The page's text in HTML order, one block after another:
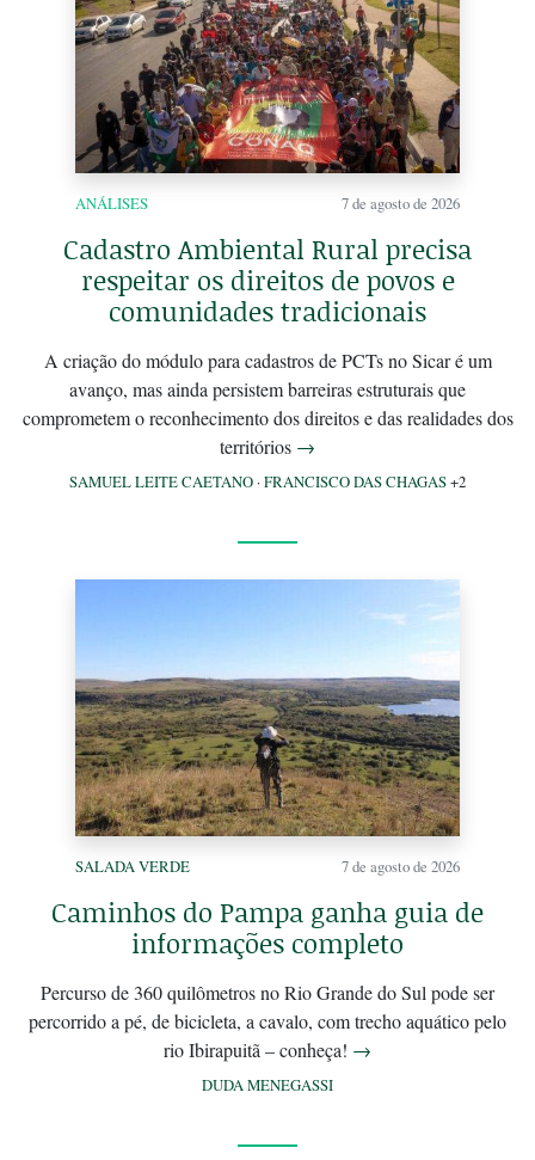
ANÁLISES 7 de agosto de 2026
Cadastro Ambiental Rural precisa
respeitar os direitos de povos e
comunidades tradicionais
A criação do módulo para cadastros de PCTs no Sicar é um
avanço, mas ainda persistem barreiras estruturais que
comprometem o reconhecimento dos direitos e das realidades dos
territórios →
SAMUEL LEITE CAETANO ·FRANCISCO DAS CHAGAS+2
SALADA VERDE 7 de agosto de 2026
Caminhos do Pampa ganha guia de
informações completo
Percurso de 360 quilômetros no Rio Grande do Sul pode ser
percorrido a pé, de bicicleta, a cavalo, com trecho aquático pelo
rio Ibirapuitã – conheça! →
DUDA MENEGASSI